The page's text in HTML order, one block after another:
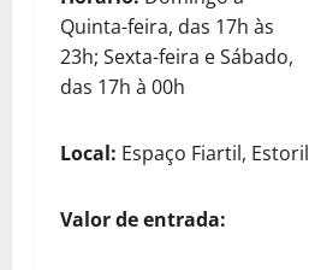
Quinta-feira, das 17h às
23h; Sexta-feira e Sábado,
das 17h à 00h
Local: Espaço Fiartil, Estoril
Valor de entrada: